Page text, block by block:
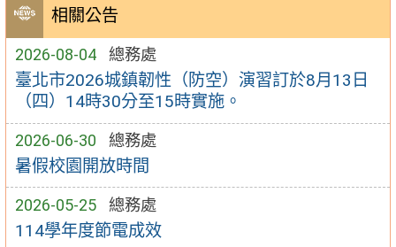
相關公告
2026-08-04 總務處
臺北市2026城鎮韌性（防空）演習訂於8月13日
（四）14時30分至15時實施。
2026-06-30 總務處
暑假校園開放時間
2026-05-25 總務處
114學年度節電成效